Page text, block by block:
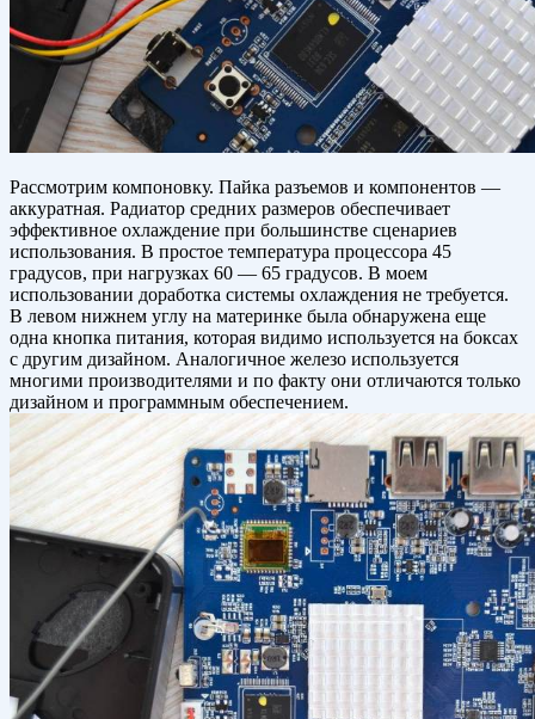
Рассмотрим компоновку. Пайка разъемов и компонентов —
аккуратная. Радиатор средних размеров обеспечивает
эффективное охлаждение при большинстве сценариев
использования. В простое температура процессора 45
градусов, при нагрузках 60 — 65 градусов. В моем
использовании доработка системы охлаждения не требуется.
В левом нижнем углу на материнке была обнаружена еще
одна кнопка питания, которая видимо используется на боксах
с другим дизайном. Аналогичное железо используется
многими производителями и по факту они отличаются только
дизайном и программным обеспечением.